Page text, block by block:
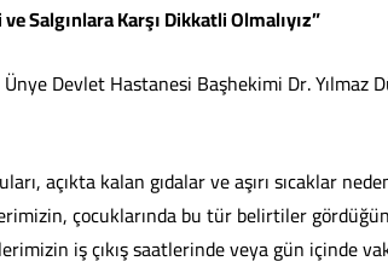
Salgınlara Karşı Dikkatli Olmalıyız”
Devlet Hastanesi Başhekimi Dr. Yılmaz
açıkta kalan gıdalar ve aşırı sıcaklar
çocuklarında bu tür belirtiler
iş çıkış saatlerinde veya gün içinde